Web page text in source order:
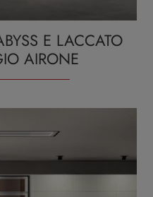
E LACCATO
AIRONE